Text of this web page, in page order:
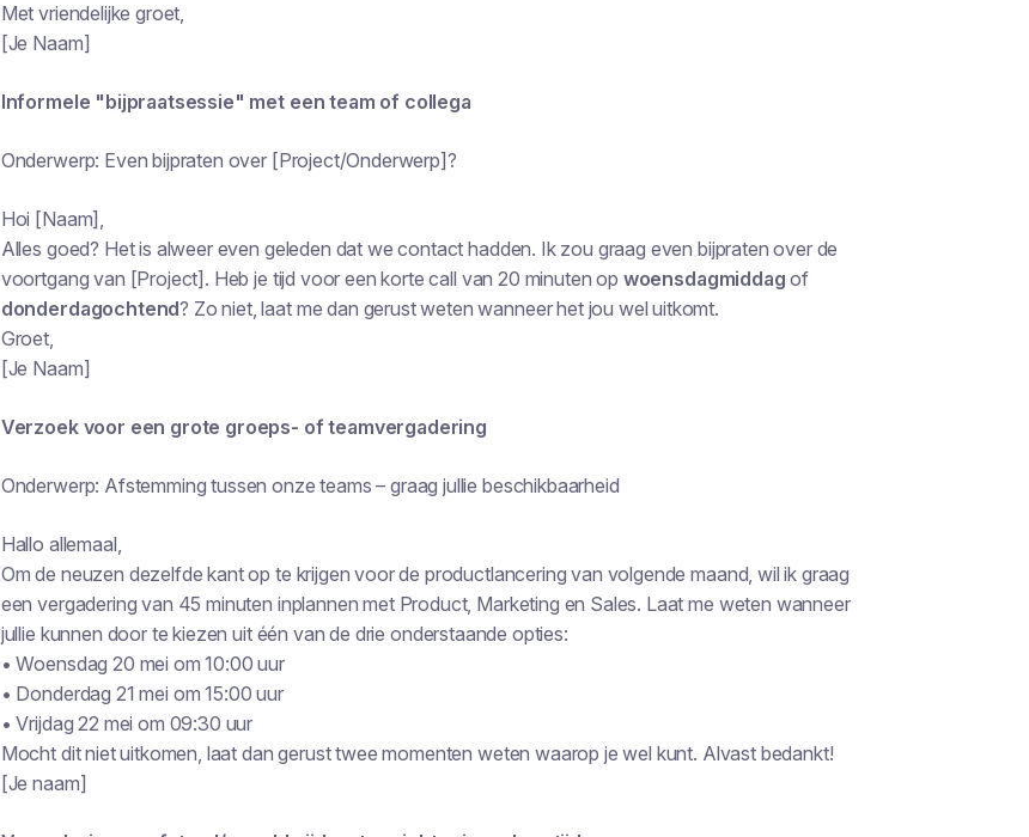
Met vriendelijke groet,
[Je Naam]
Informele "bijpraatsessie" met een team of collega
Onderwerp: Even bijpraten over [Project/Onderwerp]?
Hoi [Naam],
Alles goed? Het is alweer even geleden dat we contact hadden. Ik zou graag even bijpraten over de
voortgang van [Project]. Heb je tijd voor een korte call van 20 minuten op woensdagmiddag of
donderdagochtend? Zo niet, laat me dan gerust weten wanneer het jou wel uitkomt.
Groet,
[Je Naam]
Verzoek voor een grote groeps- of teamvergadering
Onderwerp: Afstemming tussen onze teams – graag jullie beschikbaarheid
Hallo allemaal,
Om de neuzen dezelfde kant op te krijgen voor de productlancering van volgende maand, wil ik graag
een vergadering van 45 minuten inplannen met Product, Marketing en Sales. Laat me weten wanneer
jullie kunnen door te kiezen uit één van de drie onderstaande opties:
• Woensdag 20 mei om 10:00 uur
• Donderdag 21 mei om 15:00 uur
• Vrijdag 22 mei om 09:30 uur
Mocht dit niet uitkomen, laat dan gerust twee momenten weten waarop je wel kunt. Alvast bedankt!
[Je naam]